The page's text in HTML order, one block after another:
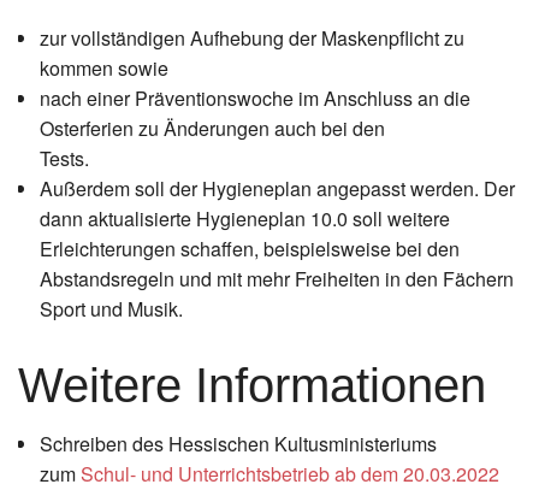
zur vollständigen Aufhebung der Maskenpflicht zu
kommen sowie
nach einer Präventionswoche im Anschluss an die
Osterferien zu Änderungen auch bei den
Tests.
Außerdem soll der Hygieneplan angepasst werden. Der
dann aktualisierte Hygieneplan 10.0 soll weitere
Erleichterungen schaffen, beispielsweise bei den
Abstandsregeln und mit mehr Freiheiten in den Fächern
Sport und Musik.
Weitere Informationen
Schreiben des Hessischen Kultusministeriums
zumSchul- und Unterrichtsbetrieb ab dem 20.03.2022